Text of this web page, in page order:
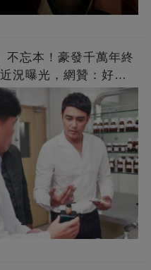
不忘本！豪發千萬年終
況曝光，網贊：好老